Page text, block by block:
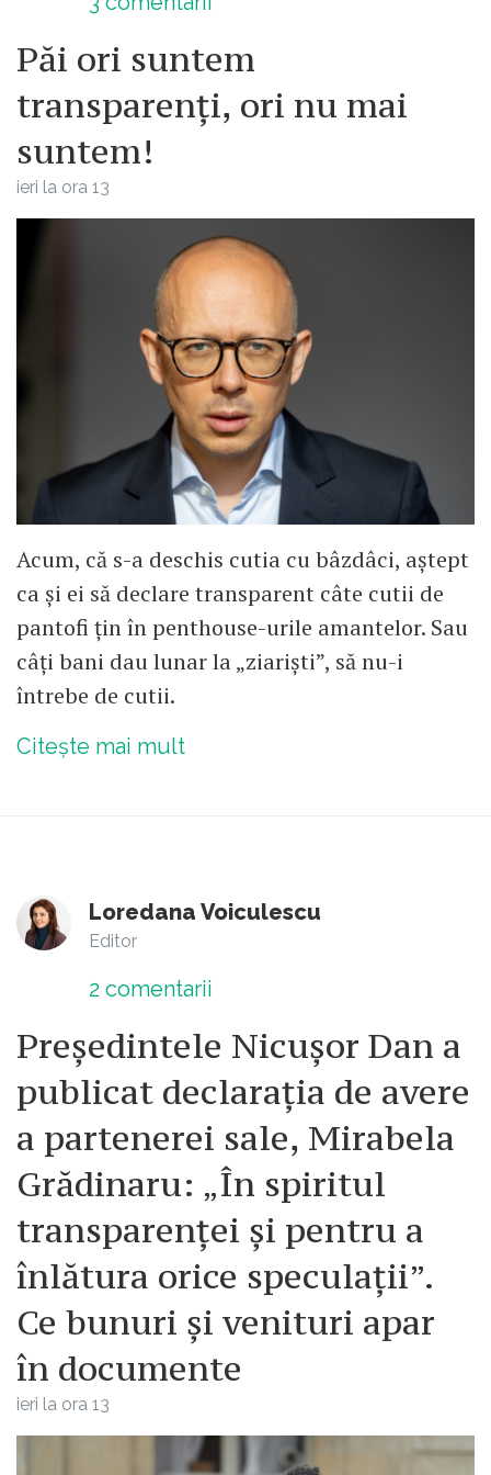
Păi ori suntem
transparenți, ori nu mai
suntem!
ieri la ora 13
Acum, că s-a deschis cutia cu bâzdâci, aștept
ca și ei să declare transparent câte cutii de
pantofi țin în penthouse-urile amantelor. Sau
câți bani dau lunar la „ziariști”, să nu-i
întrebe de cutii.
Citește mai mult
Loredana Voiculescu
Editor
2 comentarii
Președintele Nicușor Dan a
publicat declarația de avere
a partenerei sale, Mirabela
Grădinaru: „În spiritul
transparenței și pentru a
înlătura orice speculații”.
Ce bunuri și venituri apar
în documente
ieri la ora 13